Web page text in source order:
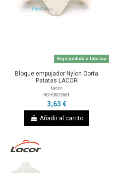
Bajo pedido a fábrica
Bloque empujador Nylon Corta
Patatas LACOR
Lacor
RCH0003661
3,63 €
Añadir al carrito